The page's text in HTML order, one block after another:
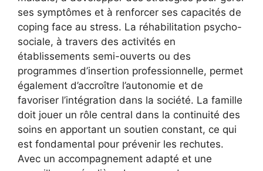
ses symptômes et à renforcer ses capacités de
coping face au stress. La réhabilitation psycho-
sociale, à travers des activités en
établissements semi-ouverts ou des
programmes d’insertion professionnelle, permet
également d’accroître l’autonomie et de
favoriser l’intégration dans la société. La famille
doit jouer un rôle central dans la continuité des
soins en apportant un soutien constant, ce qui
est fondamental pour prévenir les rechutes.
Avec un accompagnement adapté et une